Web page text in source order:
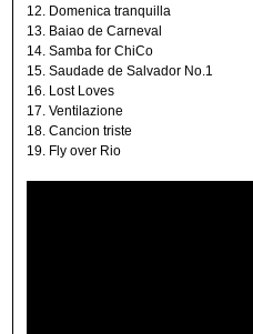
12. Domenica tranquilla
13. Baiao de Carneval
14. Samba for ChiCo
15. Saudade de Salvador No.1
16. Lost Loves
17. Ventilazione
18. Cancion triste
19. Fly over Rio